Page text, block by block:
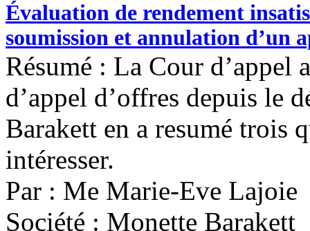
Évaluation de rendement
soumission et annulation d’un
Résumé : La Cour d’appel
d’appel d’offres depuis le
Barakett en a resumé trois
intéresser.
Par : Me Marie-Eve Lajoie
Société : Monette Barakett